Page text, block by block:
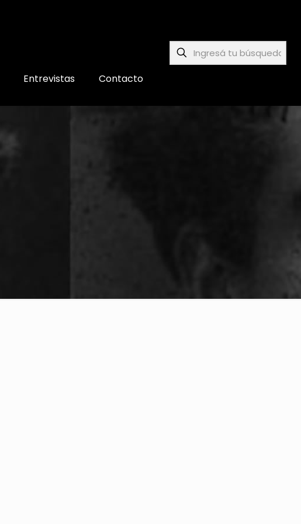
Entrevistas Contacto